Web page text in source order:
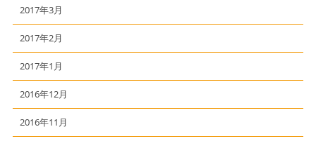
2017年3月
2017年2月
2017年1月
2016年12月
2016年11月